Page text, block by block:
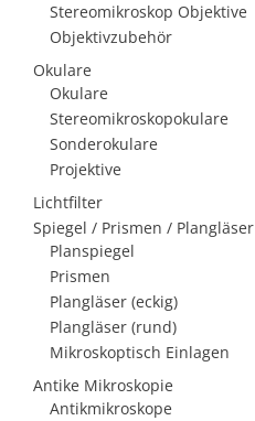
Stereomikroskop Objektive
Objektivzubehör
Okulare
Okulare
Stereomikroskopokulare
Sonderokulare
Projektive
Lichtfilter
Spiegel / Prismen / Plangläser
Planspiegel
Prismen
Plangläser (eckig)
Plangläser (rund)
Mikroskoptisch Einlagen
Antike Mikroskopie
Antikmikroskope